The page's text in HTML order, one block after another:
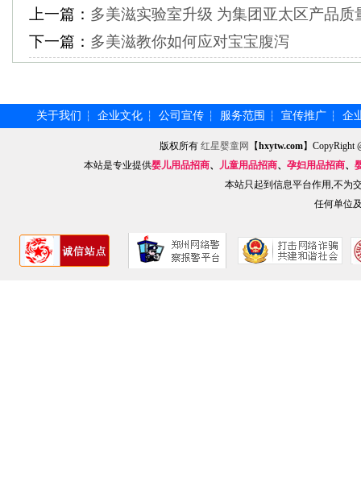
上一篇： 多美滋实验室升级 为集团亚太区产品质
下一篇： 多美滋教你如何应对宝宝腹泻
关于我们 ┆ 企业文化 ┆ 公司宣传 ┆ 服务范围 ┆ 宣传推广 ┆ 企
版权所有红星婴童网 【hxytw.com】CopyRight
本站是专业提供婴儿用品招商、 儿童用品招商、 孕妇用品招商、
本站只起到信息平台作用,不为
任何单位